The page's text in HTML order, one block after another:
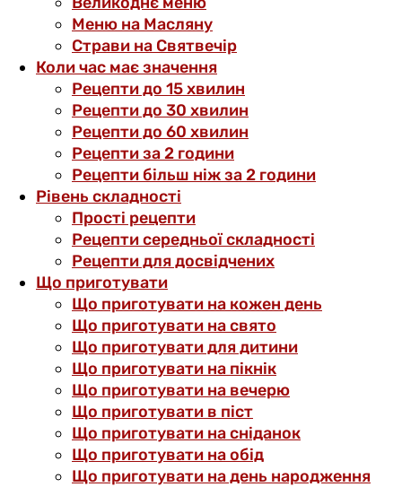
Меню на Масляну
Страви на Святвечір
Коли час має значення
Рецепти до 15 хвилин
Рецепти до 30 хвилин
Рецепти до 60 хвилин
Рецепти за 2 години
Рецепти більш ніж за 2 години
Рівень складності
Прості рецепти
Рецепти середньої складності
Рецепти для досвідчених
Що приготувати
Що приготувати на кожен день
Що приготувати на свято
Що приготувати для дитини
Що приготувати на пікнік
Що приготувати на вечерю
Що приготувати в піст
Що приготувати на сніданок
Що приготувати на обід
Що приготувати на день народження